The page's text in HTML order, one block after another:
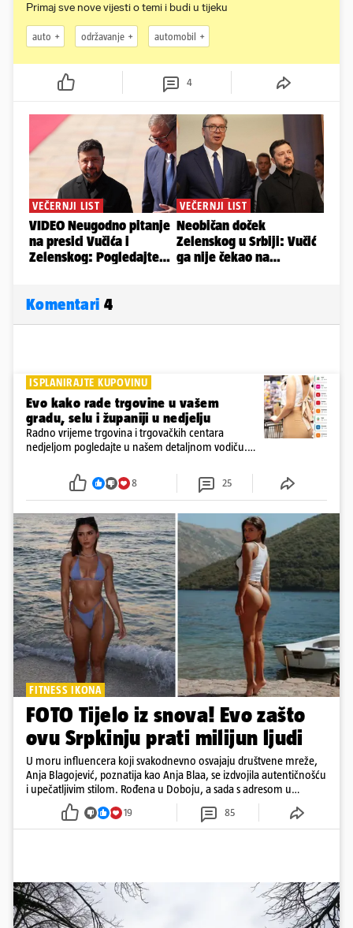
Primaj sve nove vijesti o temi i budi u tijeku
auto održavanje automobil
4
Komentari 4
ISPLANIRAJTE KUPOVINU
Evo kako rade trgovine u vašem
gradu, selu i županiji u nedjelju
Radno vrijeme trgovina i trgovačkih centara
nedjeljom pogledajte u našem detaljnom vodiču.
i šoping centri sami biraju koje će to nedjelje biti
8 25
FITNESS IKONA
FOTO Tijelo iz snova! Evo zašto
ovu Srpkinju prati milijun ljudi
U moru influencera koji svakodnevno osvajaju društvene mreže,
Anja Blagojević, poznatija kao Anja Blaa, se izdvojila autentičnošću
i upečatljivim stilom. Rođena u Doboju, a sada s adresom u
Dubaiju, Anja je spoj glamura, discipline i mladenačke energije
19 85